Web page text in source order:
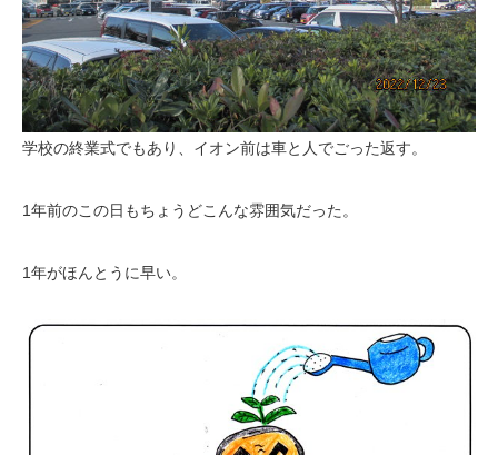
学校の終業式でもあり、イオン前は車と人でごった返す。
1年前のこの日もちょうどこんな雰囲気だった。
1年がほんとうに早い。